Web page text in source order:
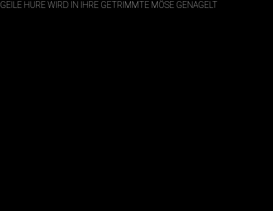
GEILE HURE WIRD IN IHRE GETRIMMTE MÖSE GENAGELT